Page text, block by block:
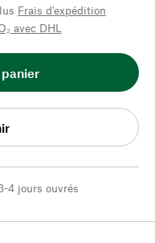
Frais d'expédition
avec DHL
4 jours ouvrés